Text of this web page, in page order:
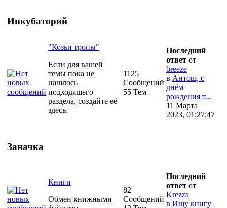
Инкубаторий
"Козьи тропы"
Если для вашей
темы пока не
нашлось
подходящего
раздела, создайте её
здесь.
1125
Сообщений
55 Тем
Последний
ответ от
breeze
в Антош, с
днём
рождения т...
11 Марта
2023, 01:27:47
Заначка
Книги
Обмен книжными
82
Сообщений
Последний
ответ от
Krezza
в Ищу книгу